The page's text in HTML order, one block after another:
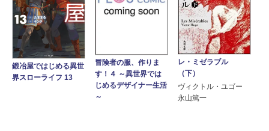
鍛冶屋ではじめる異世
界スローライフ 13
冒険者の服、作りま
す！４ ～異世界では
じめるデザイナー生活
～
レ・ミゼラブル
（下）
ヴィクトル・ユゴー
永山篤一